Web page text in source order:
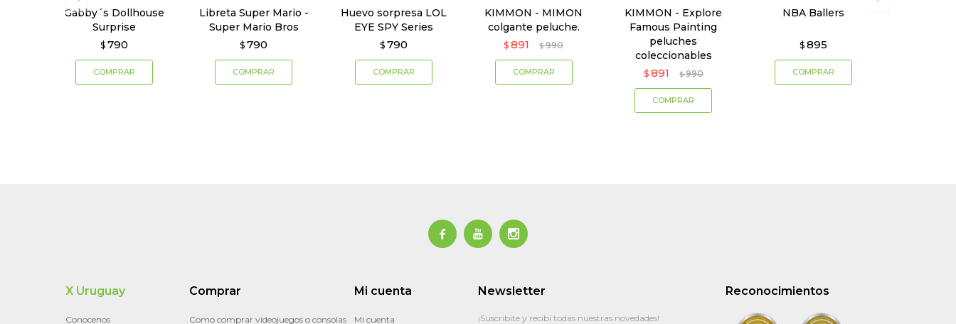
Gabby´s Dollhouse
Surprise
$ 790
Libreta Super Mario -
Super Mario Bros
$ 790
Huevo sorpresa LOL
EYE SPY Series
$ 790
KIMMON - MIMON
colgante peluche.
$ 891 $ 990
KIMMON - Explore
Famous Painting
peluches
coleccionables
$ 891 $ 990
NBA Ballers
$ 895
  
Reconocimientos
X Uruguay
Conocenos
Comprar
Como comprar videojuegos o consolas
Mi cuenta
Mi cuenta
Newsletter
¡Suscribite y recibí todas nuestras novedades!